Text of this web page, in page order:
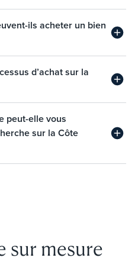
ils acheter un bien
d’achat sur la
peut-elle vous
sur la Côte
sur mesure